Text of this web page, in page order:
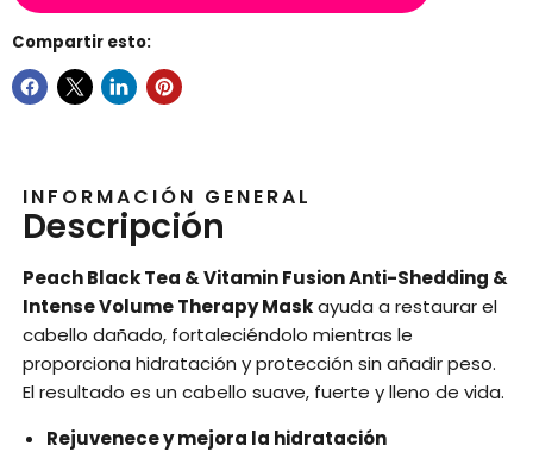
Compartir esto:
INFORMACIÓN GENERAL
Descripción
Peach Black Tea & Vitamin Fusion Anti-Shedding &
Intense Volume Therapy Maskayuda a restaurar el
cabello dañado, fortaleciéndolo mientras le
proporciona hidratación y protección sin añadir peso.
El resultado es un cabello suave, fuerte y lleno de vida.
Rejuvenece y mejora la hidratación